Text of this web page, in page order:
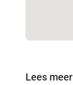
Lees meer